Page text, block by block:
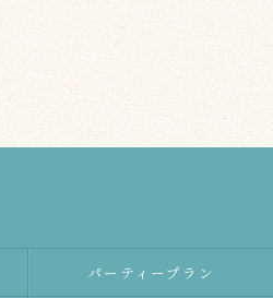
パーティープラン